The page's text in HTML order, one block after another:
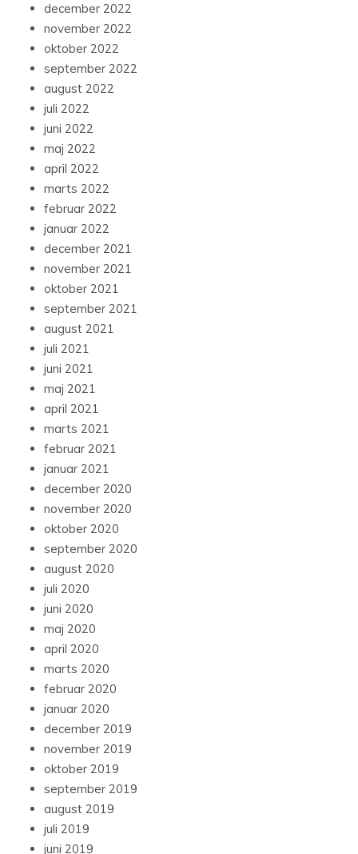
december 2022
november 2022
oktober 2022
september 2022
august 2022
juli 2022
juni 2022
maj 2022
april 2022
marts 2022
februar 2022
januar 2022
december 2021
november 2021
oktober 2021
september 2021
august 2021
juli 2021
juni 2021
maj 2021
april 2021
marts 2021
februar 2021
januar 2021
december 2020
november 2020
oktober 2020
september 2020
august 2020
juli 2020
juni 2020
maj 2020
april 2020
marts 2020
februar 2020
januar 2020
december 2019
november 2019
oktober 2019
september 2019
august 2019
juli 2019
juni 2019